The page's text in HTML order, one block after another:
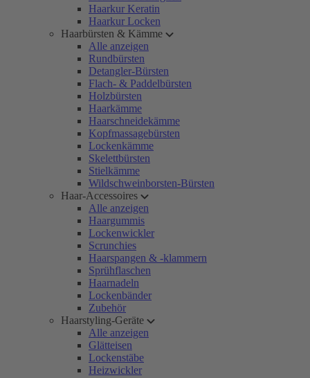
Haarkur Keratin
Haarkur Locken
Haarbürsten & Kämme
Alle anzeigen
Rundbürsten
Detangler-Bürsten
Flach- & Paddelbürsten
Holzbürsten
Haarkämme
Haarschneidekämme
Kopfmassagebürsten
Lockenkämme
Skelettbürsten
Stielkämme
Wildschweinborsten-Bürsten
Haar-Accessoires
Alle anzeigen
Haargummis
Lockenwickler
Scrunchies
Haarspangen & -klammern
Sprühflaschen
Haarnadeln
Lockenbänder
Zubehör
Haarstyling-Geräte
Alle anzeigen
Glätteisen
Lockenstäbe
Heizwickler